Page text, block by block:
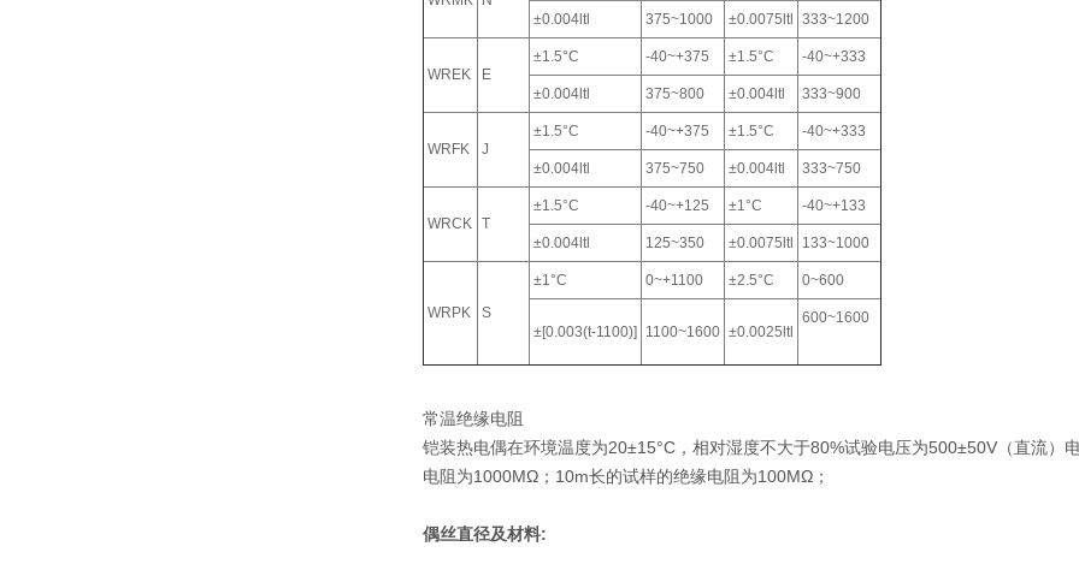
±0.004ltl 375~1000 ±0.0075ltl 333~1200
WREK E
±1.5°C -40~+375 ±1.5°C -40~+333
±0.004ltl 375~800 ±0.004ltl 333~900
WRFK J
±1.5°C -40~+375 ±1.5°C -40~+333
±0.004ltl 375~750 ±0.004ltl 333~750
WRCK T
±1.5°C -40~+125 ±1°C -40~+133
±0.004ltl 125~350 ±0.0075ltl 133~1000
WRPK S
±1°C 0~+1100 ±2.5°C 0~600
±[0.003(t-1100)] 1100~1600 ±0.0025ltl
600~1600
常温绝缘电阻
铠装热电偶在环境温度为20±15°C，相对湿度不大于80%试验电压为500±50V（直流
电阻为1000MΩ；10m长的试样的绝缘电阻为100MΩ；
偶丝直径及材料: